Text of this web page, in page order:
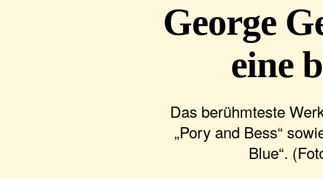
George
eine
Das berühmteste
„Pory and Bess“
Blue“.